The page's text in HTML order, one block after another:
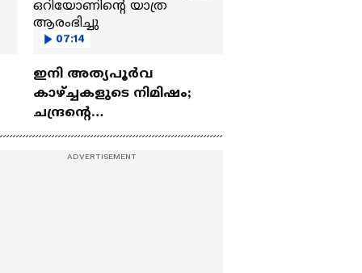
07:14
ഇനി അത്യപൂര്‍വ
കാഴ്ച്ചകളുടെ നിമിഷം;
ചന്ദ്രന്റെ